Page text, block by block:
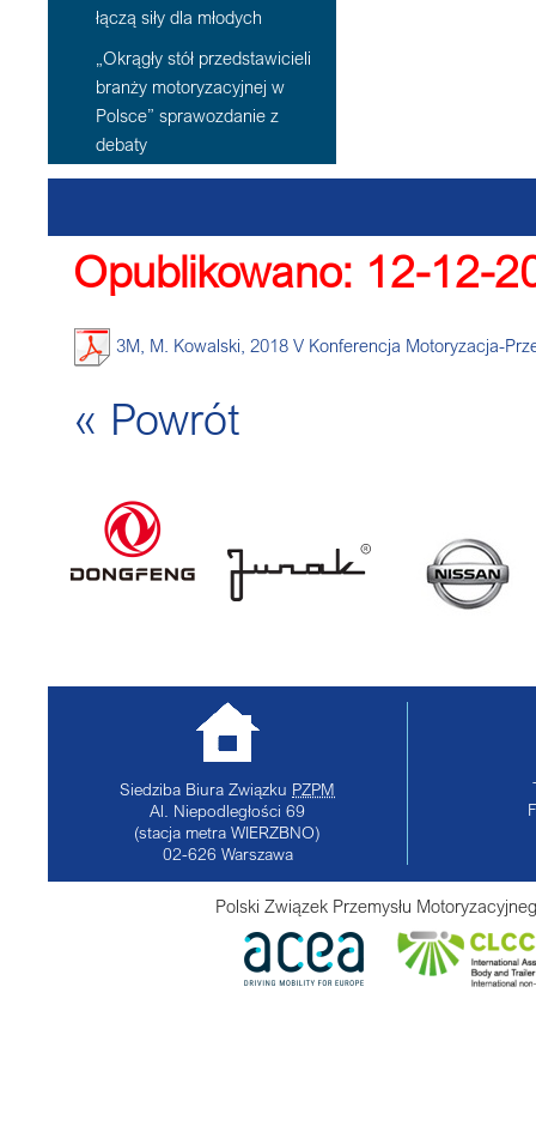
łączą siły dla młodych
„Okrągły stół przedstawicieli
branży motoryzacyjnej w
Polsce” sprawozdanie z
debaty
Opublikowano: 12-12-
3M, M. Kowalski, 2018 V Konferencja Motoryzacja-
« Powrót
Siedziba Biura Związku PZPM
Al. Niepodległości 69
(stacja metra WIERZBNO)
02-626 Warszawa
Polski Związek Przemysłu